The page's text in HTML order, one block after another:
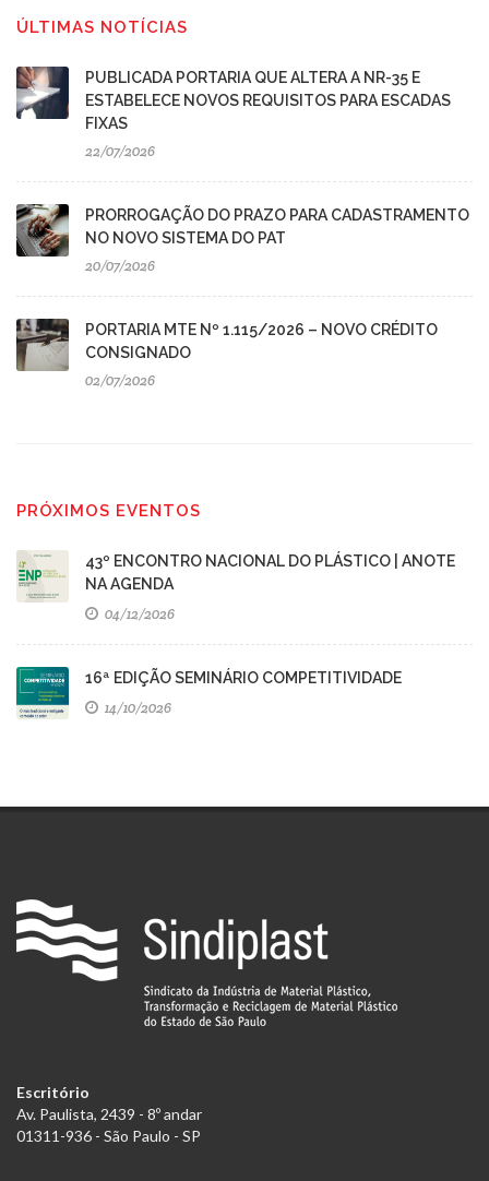
ÚLTIMAS NOTÍCIAS
PUBLICADA PORTARIA QUE ALTERA A NR-35 E
ESTABELECE NOVOS REQUISITOS PARA ESCADAS
FIXAS
22/07/2026
PRORROGAÇÃO DO PRAZO PARA CADASTRAMENTO
NO NOVO SISTEMA DO PAT
20/07/2026
PORTARIA MTE Nº 1.115/2026 – NOVO CRÉDITO
CONSIGNADO
02/07/2026
PRÓXIMOS EVENTOS
43º ENCONTRO NACIONAL DO PLÁSTICO | ANOTE
NA AGENDA
04/12/2026
16ª EDIÇÃO SEMINÁRIO COMPETITIVIDADE
14/10/2026
Escritório
Av. Paulista, 2439 - 8º andar
01311-936 - São Paulo - SP